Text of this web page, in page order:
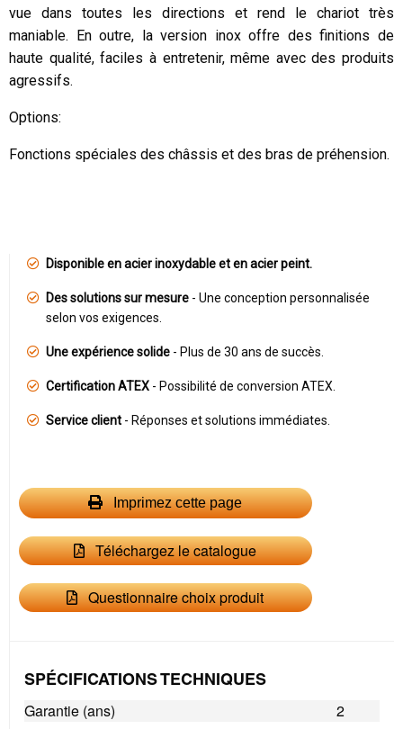
vue dans toutes les directions et rend le chariot très
maniable. En outre, la version inox offre des finitions de
haute qualité, faciles à entretenir, même avec des produits
agressifs.
Options:
Fonctions spéciales des châssis et des bras de préhension.
Disponible en acier inoxydable et en acier peint.
Des solutions sur mesure - Une conception personnalisée
selon vos exigences.
Une expérience solide - Plus de 30 ans de succès.
Certification ATEX - Possibilité de conversion ATEX.
Service client - Réponses et solutions immédiates.
Imprimez cette page
Téléchargez le catalogue
Questionnaire choix produit
SPÉCIFICATIONS TECHNIQUES
Garantie (ans) 2